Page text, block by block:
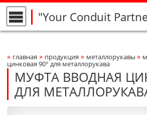
"Your Conduit
Breadcrumbs Navigation
» главная » продукция » металлорукавы »
цинковая 90° для металлорукава
МУФТА ВВОДНАЯ
ДЛЯ
L3900
L3900